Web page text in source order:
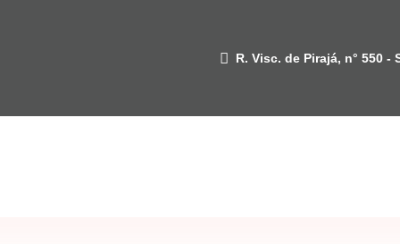
R. Visc. de Pirajá, n° 550 -